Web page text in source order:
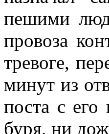
пешими
провоза
тревоге,
минут из
поста с
буря, ни